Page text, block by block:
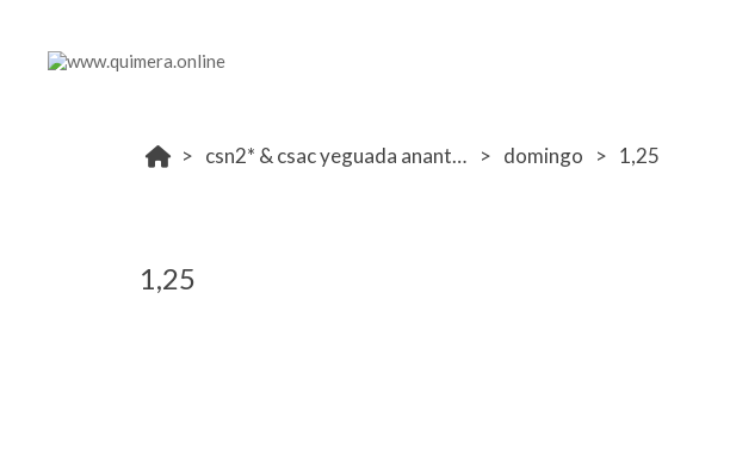
csn2* & csac yeguada anantara 31 mayo- 1 junio domingo 1,25
1,25